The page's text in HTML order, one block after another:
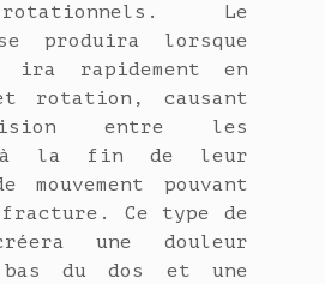
Le
se produira lorsque
ira rapidement en
rotation, causant
entre les
à la fin de leur
mouvement pouvant
Ce type de
une douleur
bas du dos et une